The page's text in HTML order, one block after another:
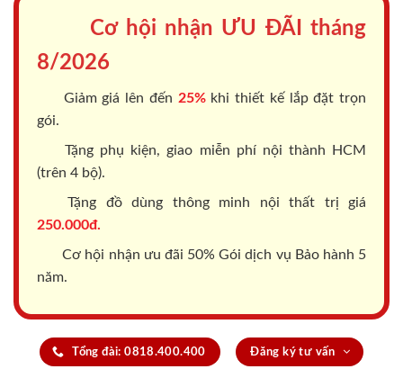
Cơ hội nhận ƯU ĐÃI tháng
8/2026
Giảm giá lên đến 25%khi thiết kế lắp đặt trọn
gói.
Tặng phụ kiện, giao miễn phí nội thành HCM
(trên 4 bộ).
Tặng đồ dùng thông minh nội thất trị giá
250.000đ.
Cơ hội nhận ưu đãi 50% Gói dịch vụ Bảo hành 5
năm.
Tổng đài: 0818.400.400 Đăng ký tư vấn